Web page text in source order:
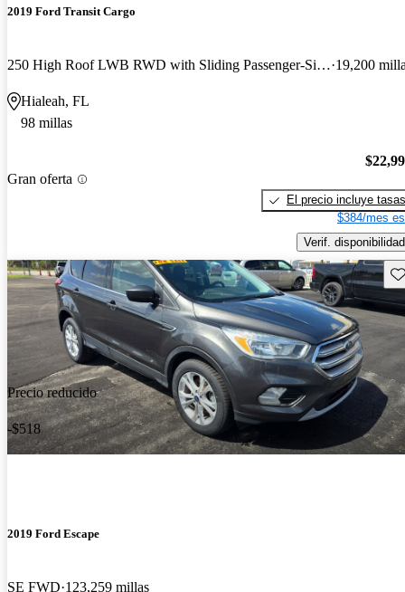
2019 Ford Transit Cargo
250 High Roof LWB RWD with Sliding Passenger-Side Door 19,200
Hialeah, FL
98 millas
Gran oferta
El precio incluye tasas
$384/mes
Verif. disponibilidad
Precio reducido
-$518
2019 Ford Escape
SE FWD 123,259 millas